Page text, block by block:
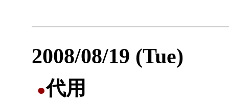
2008/08/19 (Tue)
●代用